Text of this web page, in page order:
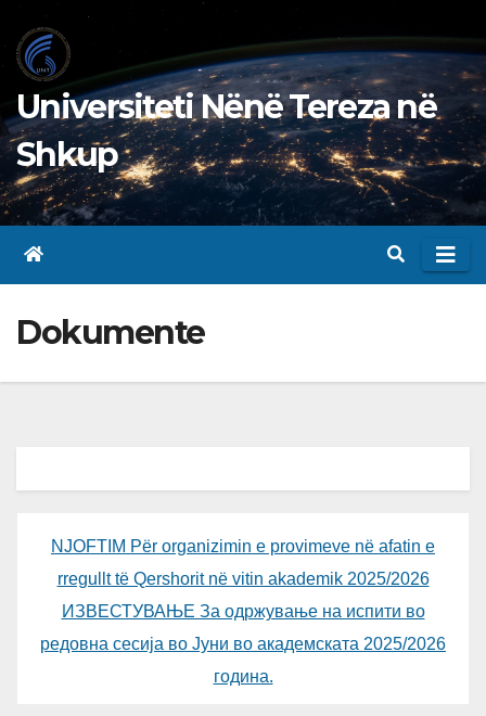
to
content
Universiteti Nënë Tereza në
Shkup
Dokumente
NJOFTIM Për organizimin e provimeve në afatin e
rregullt të Qershorit në vitin akademik 2025/2026
ИЗВЕСТУВАЊЕ За одржување на испити во
редовна сесија во Јуни во академската 2025/2026
година.